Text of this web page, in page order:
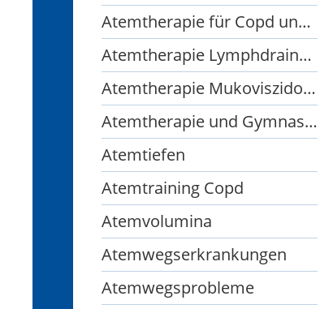
Atemtherapie für Copd und Asthmapatienten
Atemtherapie Lymphdrainage Manuelle Therapie Fangopackungen
Atemtherapie Mukoviszidose Kinesiologisches Taping
Atemtherapie und Gymnastik
Atemtiefen
Atemtraining Copd
Atemvolumina
Atemwegserkrankungen
Atemwegsprobleme